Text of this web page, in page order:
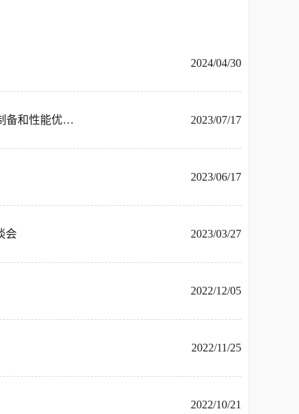
2024/04/30
国家磁约束核聚变能发展研究专项“聚变用ODS低活化钢以及热沉铜的高效制备和性能优化”项目进展研讨会顺利召开 2023/07/17
2023/06/17
会 2023/03/27
2022/12/05
2022/11/25
2022/10/21